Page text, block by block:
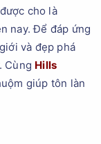
cho là
nay. Để đáp ứng
và đẹp phá
Cùng Hills
giúp tôn làn